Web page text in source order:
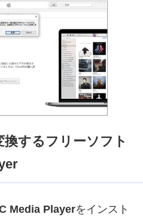
するフリーソフト
Media Playerをインスト